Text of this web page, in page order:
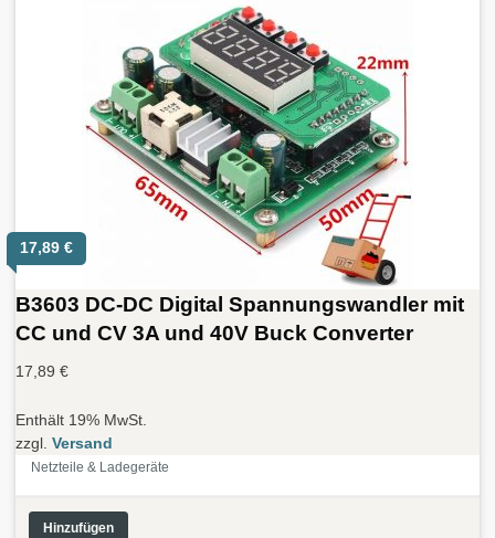
17,89 €
B3603 DC-DC Digital Spannungswandler mit
CC und CV 3A und 40V Buck Converter
17,89 €
Enthält 19% MwSt.
zzgl. Versand
Netzteile & Ladegeräte
Hinzufügen